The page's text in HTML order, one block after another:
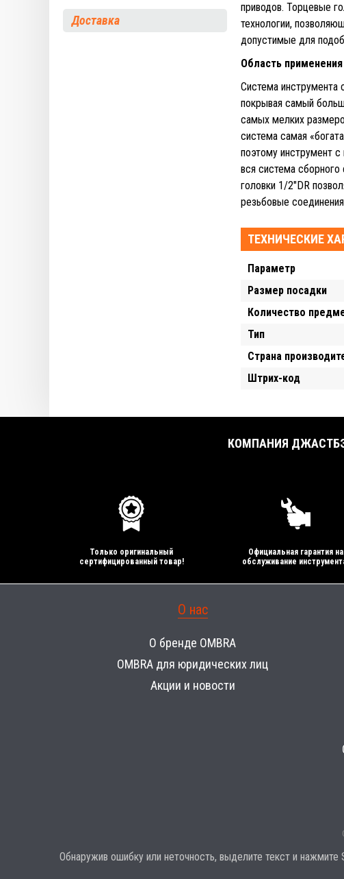
Доставка
приводов. Торцевые
технологии,
допустимые для
Область применения
Система инструмента
покрывая самый
самых мелких
система самая
поэтому инструмент
вся система
головки 1/2"DR
резьбовые
ТЕХНИЧЕСКИЕ
Параметр
Размер посадки
Количество
Тип
Страна
Штрих-код
КОМПАНИЯ
Только оригинальный
сертифицированный товар!
Официальная гарантия на
обслуживание
О нас
О бренде OMBRA
OMBRA для юридических лиц
Акции и новости
Обнаружив ошибку или неточность, выделите текст и нажмите